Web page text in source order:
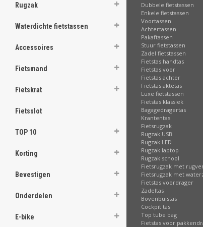
Rugzak
Waterdichte fietstassen
Accessoires
Fietsmand
Fietskrat
Fietsslot
TOP 10
Korting
Bevestigen
Onderdelen
E-bike
.
.
.
[email protected]
Dubbele fietstassen
Enkele fietstassen
Voortassen
Achtertassen
Pakaftassen
Stuur fietstassen
Zadel fietstassen
Fietstas handtas
Fietstas voor
Fietstas achter
Fietstas aktetas
Luxe fietstassen
Fietstas klassiek
Bagagedragertas
Krantentas
Fietsrugzak
Rugzak USB
Rugzak LED
Rugzak laptop
Rugzak school
Fietsrugzak met
Fietsrugzak met
Fietstas voordrager
Zadeltas
Bovenbuistas
Cockpit tas
Top tube bag
Fietstas voor